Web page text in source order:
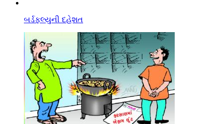
બર્ડફલ્યુની દહેશત